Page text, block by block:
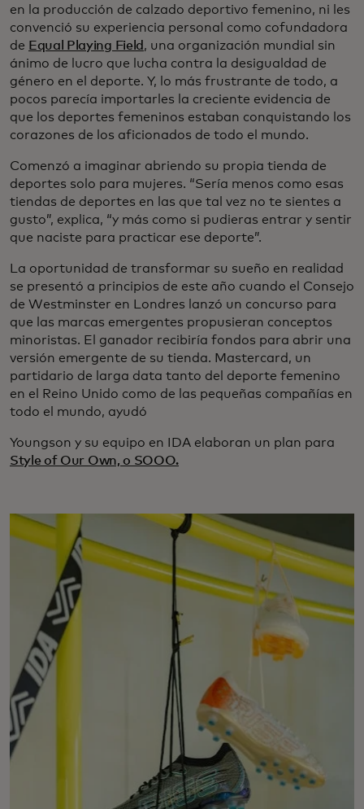
en la producción de calzado deportivo femenino, ni les
convenció su experiencia personal como cofundadora
de Equal Playing Field , una organización mundial sin
ánimo de lucro que lucha contra la desigualdad de
género en el deporte. Y, lo más frustrante de todo, a
pocos parecía importarles la creciente evidencia de
que los deportes femeninos estaban conquistando los
corazones de los aficionados de todo el mundo.
Comenzó a imaginar abriendo su propia tienda de
deportes solo para mujeres. “Sería menos como esas
tiendas de deportes en las que tal vez no te sientes a
gusto”, explica, “y más como si pudieras entrar y sentir
que naciste para practicar ese deporte”.
La oportunidad de transformar su sueño en realidad
se presentó a principios de este año cuando el Consejo
de Westminster en Londres lanzó un concurso para
que las marcas emergentes propusieran conceptos
minoristas. El ganador recibiría fondos para abrir una
versión emergente de su tienda. Mastercard, un
partidario de larga data tanto del deporte femenino
en el Reino Unido como de las pequeñas compañías en
todo el mundo, ayudó
Youngson y su equipo en IDA elaboran un plan para
Style of Our Own, o SOOO.